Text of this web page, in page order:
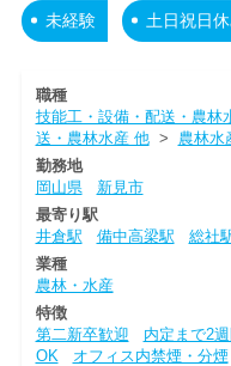
未経験 土日祝日
職種
技能工・設備・配送・農林
送・農林水産 他> 農林水
勤務地
岡山県
新見市
最寄り駅
井倉駅
備中高梁駅 総社
業種
農林・水産
特徴
第二新卒歓迎
内定まで2
OK
オフィス内禁煙・分煙